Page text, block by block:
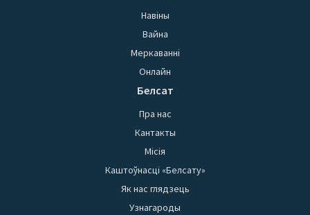
Навіны
Вайна
Меркаванні
Онлайн
Белсат
Пра нас
Кантакты
Місія
Каштоўнасці «Белсату»
Як нас глядзець
Узнагароды